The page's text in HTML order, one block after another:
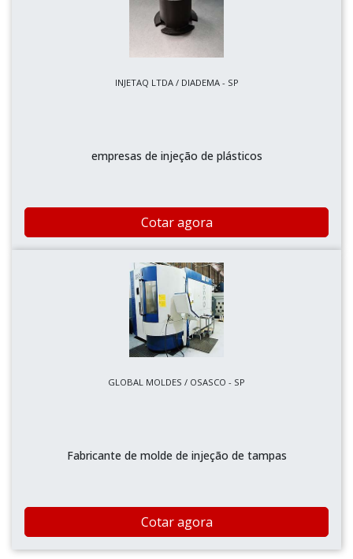
INJETAQ LTDA / DIADEMA - SP
empresas de injeção de plásticos
Cotar agora
GLOBAL MOLDES / OSASCO - SP
Fabricante de molde de injeção de tampas
Cotar agora